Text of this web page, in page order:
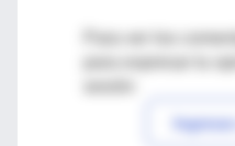
Para ver los